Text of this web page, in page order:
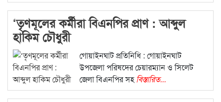
‘তৃণমূলের কর্মীরা বিএনপির প্রাণ : আব্দুল
হাকিম চৌধুরী
গোয়াইনঘাট প্রতিনিধি : গোয়াইনঘাট
উপজেলা পরিষদের চেয়ারম্যান ও সিলেট
জেলা বিএনপির সহবিস্তারিত...